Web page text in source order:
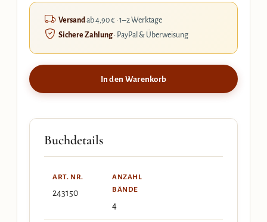
Versandab 4,90 € · 1–2 Werktage
Sichere Zahlung· PayPal & Überweisung
In den Warenkorb
Buchdetails
ART. NR.
243150
ANZAHL
BÄNDE
4